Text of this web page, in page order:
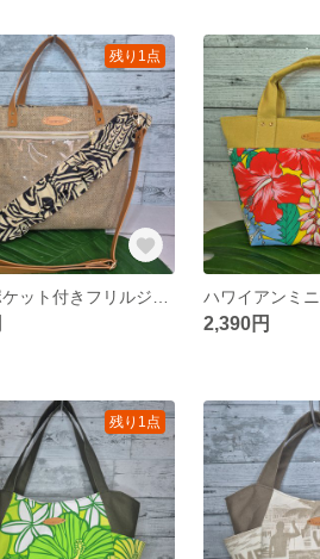
残り1点
2,390円
残り1点